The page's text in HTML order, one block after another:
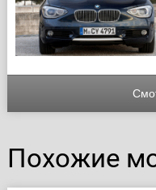
Похожие